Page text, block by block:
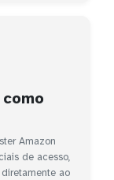
Amazon
de acesso,
ao